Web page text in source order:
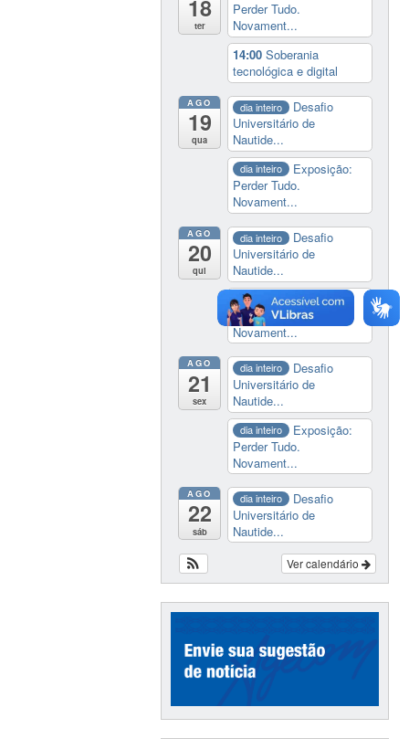
18
ter
Perder Tudo.
Novament...
14:00Soberania
tecnológica e digital
AGO
19
qua
dia inteiro
Desafio
Universitário de
Nautide...
dia inteiro
Exposição:
Perder Tudo.
Novament...
AGO
20
qui
dia inteiro
Desafio
Universitário de
Nautide...
dia inteiro
Exposição:
Perder Tudo.
Novament...
AGO
21
sex
dia inteiro
Desafio
Universitário de
Nautide...
dia inteiro
Exposição:
Perder Tudo.
Novament...
AGO
22
sáb
dia inteiro
Desafio
Universitário de
Nautide...
Ver calendário